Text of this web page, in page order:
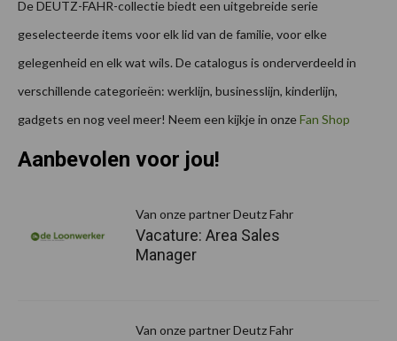
De DEUTZ-FAHR-collectie biedt een uitgebreide serie
geselecteerde items voor elk lid van de familie, voor elke
gelegenheid en elk wat wils. De catalogus is onderverdeeld in
verschillende categorieën: werklijn, businesslijn, kinderlijn,
gadgets en nog veel meer! Neem een kijkje in onzeFan Shop
Aanbevolen voor jou!
Van onze partner Deutz Fahr
Vacature: Area Sales
Manager
Van onze partner Deutz Fahr